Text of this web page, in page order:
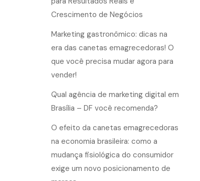
Crescimento de Negócios
Marketing gastronômico: dicas na
era das canetas emagrecedoras! O
que você precisa mudar agora para
vender!
Qual agência de marketing digital em
Brasília – DF você recomenda?
O efeito da canetas emagrecedoras
na economia brasileira: como a
mudança fisiológica do consumidor
exige um novo posicionamento de